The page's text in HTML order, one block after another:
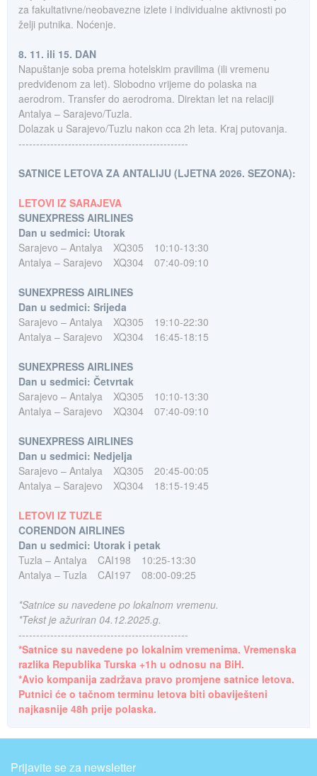
za fakultativne/neobavezne izlete i individualne aktivnosti po
želji putnika. Noćenje.
8. 11. ili 15. DAN
Napuštanje soba prema hotelskim pravilima (ili vremenu
predviđenom za let). Slobodno vrijeme do polaska na
aerodrom. Transfer do aerodroma. Direktan let na relaciji
Antalya – Sarajevo/Tuzla.
Dolazak u Sarajevo/Tuzlu nakon cca 2h leta. Kraj putovanja.
------------------------------------------------
SATNICE LETOVA ZA ANTALIJU (LJETNA 2026. SEZONA):
LETOVI IZ SARAJEVA
SUNEXPRESS AIRLINES
Dan u sedmici: Utorak
Sarajevo – Antalya
XQ305
10:10-13:30
Antalya – Sarajevo
XQ304 07:40-09:10
SUNEXPRESS AIRLINES
Dan u sedmici: Srijeda
Sarajevo – Antalya
XQ305
19:10-22:30
Antalya – Sarajevo
XQ304 16:45-18:15
SUNEXPRESS AIRLINES
Dan u sedmici: Četvrtak
Sarajevo – Antalya
XQ305
10:10-13:30
Antalya – Sarajevo
XQ304 07:40-09:10
SUNEXPRESS AIRLINES
Dan u sedmici: Nedjelja
Sarajevo – Antalya
XQ305
20:45-00:05
Antalya – Sarajevo
XQ304 18:15-19:45
LETOVI IZ TUZLE
CORENDON AIRLINES
Dan u sedmici: Utorak i petak
Tuzla – Antalya
CAI198
10:25-13:30
Antalya – Tuzla
CAI197 08:00-09:25
*Satnice su navedene po lokalnom vremenu.
*Tekst je ažuriran 04.12.2025.g.
------------------------------------------------
*Satnice su navedene po lokalnim vremenima. Vremenska
razlika Republika Turska +1h u odnosu na BiH.
*Avio kompanija zadržava pravo promjene satnice letova.
Putnici će o tačnom terminu letova biti obaviješteni
najkasnije 48h prije polaska.
Prijavite se za newsletter